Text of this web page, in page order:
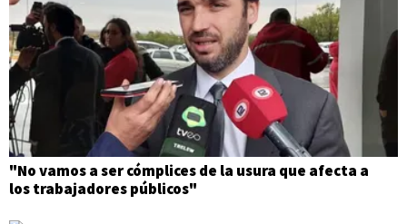
"No vamos a ser cómplices de la usura que afecta a
los trabajadores públicos"